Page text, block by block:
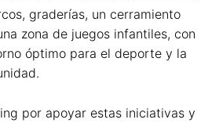
graderías, un cerramiento
zona de juegos infantiles, con
óptimo para el deporte y la
por apoyar estas iniciativas y